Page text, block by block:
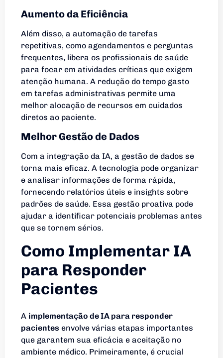
Aumento da Eficiência
Além disso, a automação de tarefas
repetitivas, como agendamentos e perguntas
frequentes, libera os profissionais de saúde
para focar em atividades críticas que exigem
atenção humana. A redução do tempo gasto
em tarefas administrativas permite uma
melhor alocação de recursos em cuidados
diretos ao paciente.
Melhor Gestão de Dados
Com a integração da IA, a gestão de dados se
torna mais eficaz. A tecnologia pode organizar
e analisar informações de forma rápida,
fornecendo relatórios úteis e insights sobre
padrões de saúde. Essa gestão proativa pode
ajudar a identificar potenciais problemas antes
que se tornem sérios.
Como Implementar IA
para Responder
Pacientes
A implementação de IA para responder
pacientes envolve várias etapas importantes
que garantem sua eficácia e aceitação no
ambiente médico. Primeiramente, é crucial